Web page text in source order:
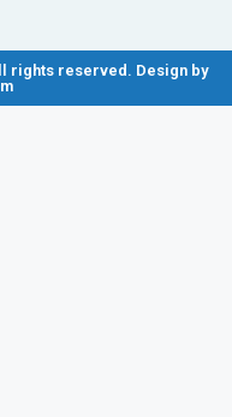
rights reserved. Design by